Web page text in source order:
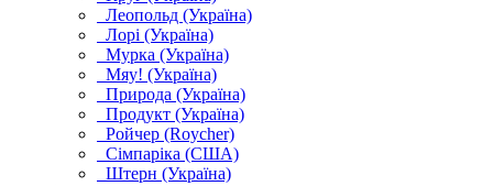
Леопольд (Україна)
Лорі (Україна)
Мурка (Україна)
Мяу! (Україна)
Природа (Україна)
Продукт (Україна)
Ройчер (Roycher)
Сімпаріка (США)
Штерн (Україна)